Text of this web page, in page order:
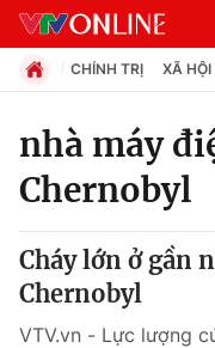
Chuyên mục
Chính trị
Xã hội
CHÍNH TRỊ XÃ HỘI
nhà máy
Chernobyl
Cháy lớn ở gần
Chernobyl
VTV.vn - Lực lượng